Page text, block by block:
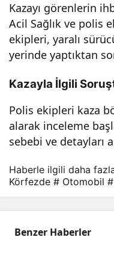
Kazayı görenlerin
Acil Sağlık ve polis
ekipleri, yaralı
yerinde yaptıktan
Kazayla İlgili
Polis ekipleri kaza
alarak inceleme
sebebi ve detayları
Yara
Haberle ilgili daha
Körfezde # Otomobil
Benzer Haberler